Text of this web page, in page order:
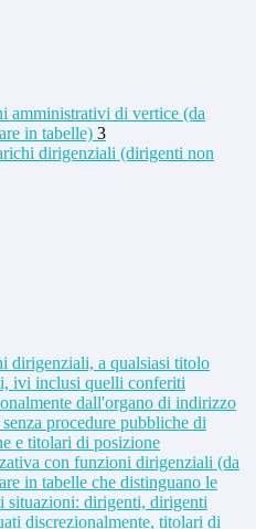
amministrativi di vertice (da
in tabelle) 3
dirigenziali (dirigenti non
dirigenziali, a qualsiasi titolo
ivi inclusi quelli conferiti
dall'organo di indirizzo
procedure pubbliche di
e titolari di posizione
con funzioni dirigenziali (da
in tabelle che distinguano le
situazioni: dirigenti, dirigenti
discrezionalmente, titolari di